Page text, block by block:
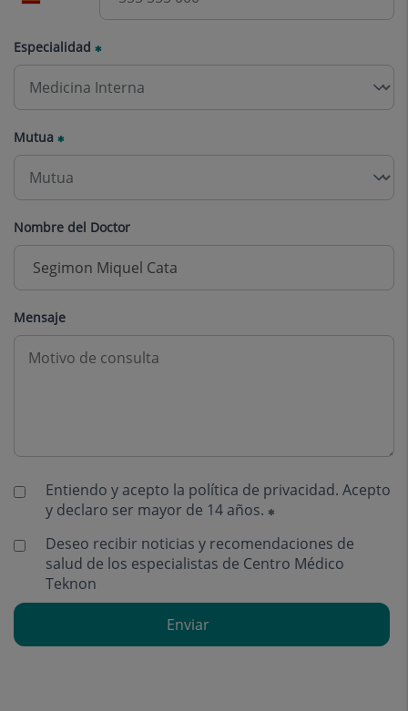
Especialidad
Mutua
Nombre del Doctor
Mensaje
Entiendo y acepto la política de privacidad. Acepto
y declaro ser mayor de 14 años.
Deseo recibir noticias y recomendaciones de
salud de los especialistas de Centro Médico
Teknon
Enviar